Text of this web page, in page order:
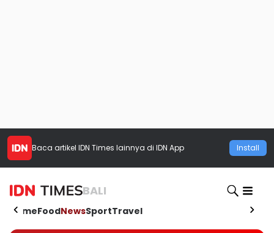
Baca artikel IDN Times lainnya di IDN App Install
BALI
HomeFoodNewsSportTravel